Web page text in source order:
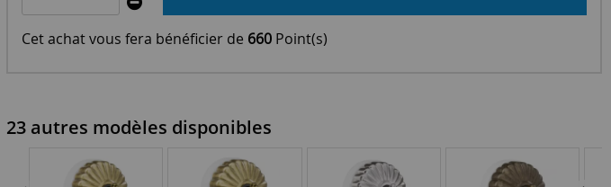
Cet achat vous fera bénéficier de 660 Point(s)
23 autres modèles disponibles